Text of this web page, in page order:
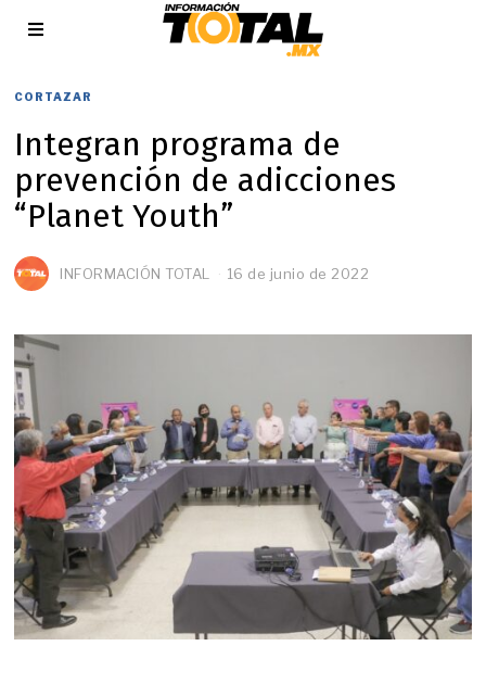
CORTAZAR
Integran programa de
prevención de adicciones
“Planet Youth”
INFORMACIÓN TOTAL 16 de junio de 2022